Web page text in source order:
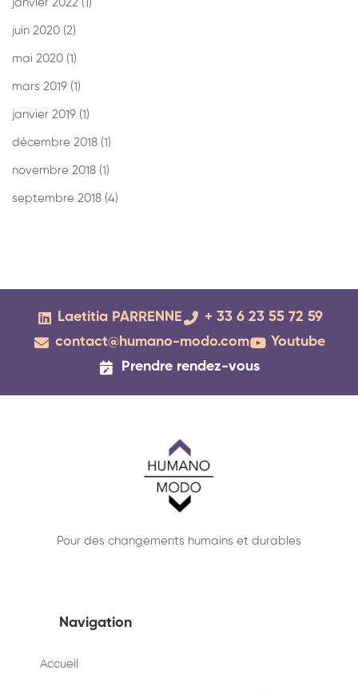
janvier 2022 (1)
juin 2020 (2)
mai 2020 (1)
mars 2019 (1)
janvier 2019 (1)
décembre 2018 (1)
novembre 2018 (1)
septembre 2018 (4)
Laetitia PARRENNE
+ 33 6 23 55 72 59
contact@humano-modo.com
Youtube
Prendre rendez-vous
Pour des changements humains et durables
Navigation
Accueil